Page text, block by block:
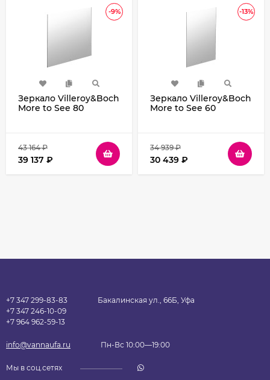
-9%
Зеркало Villeroy&Boch
More to See 80
43 164₽
39 137 ₽
-13%
Зеркало Villeroy&Boch
More to See 60
34 939₽
30 439 ₽
+7 347 299-83-83
+7 347 246-10-09
+7 964 962-59-13
Бакалинская ул., 66Б, Уфа
info@vannaufa.ru Пн-Вс 10:00—19:00
Мы в соц.сетях